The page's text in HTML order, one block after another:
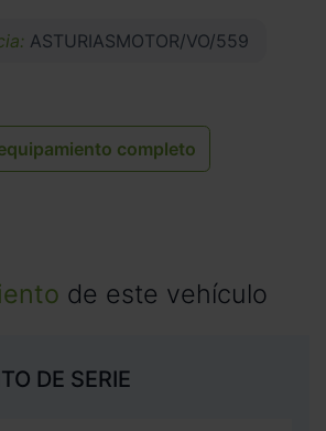
ASTURIASMOTOR/VO/559
completo
de este vehículo
DE SERIE